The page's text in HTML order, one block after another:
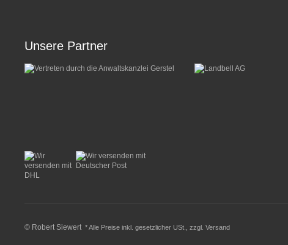
Unsere Partner
© Robert Siewert * Alle Preise inkl. gesetzlicher USt., zzgl. Versand